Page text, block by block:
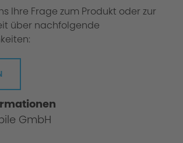
Ihre Frage zum Produkt oder zur
über nachfolgende
GmbH